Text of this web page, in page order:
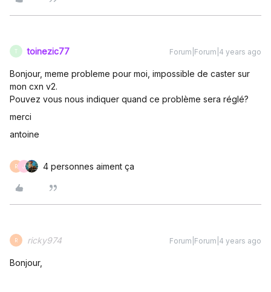
T toinezic77 Forum|Forum|4 years ago
Bonjour, meme probleme pour moi, impossible de caster sur
mon cxn v2.
Pouvez vous nous indiquer quand ce problème sera réglé?
merci
antoine
R J 4 personnes aiment ça
R ricky974 Forum|Forum|4 years ago
Bonjour,